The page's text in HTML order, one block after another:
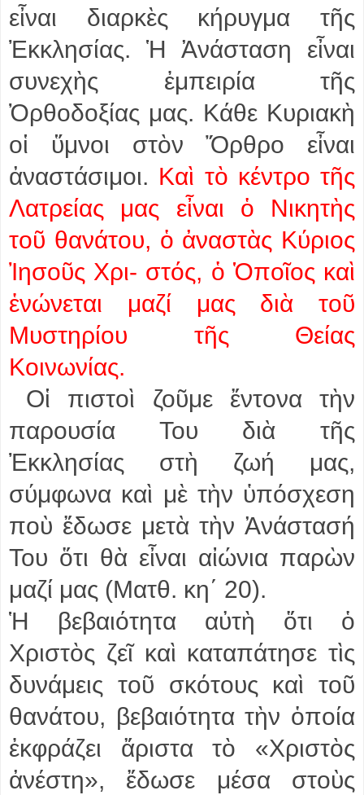
εἶναι διαρκὲς κήρυγμα τῆς
Ἐκκλησίας. Ἡ Ἀνάσταση εἶναι
συνεχὴς ἐμπειρία τῆς
Ὀρθοδοξίας μας. Κάθε Κυριακὴ
οἱ ὕμνοι στὸν Ὄρθρο εἶναι
ἀναστάσιμοι. Καὶ τὸ κέντρο τῆς
Λατρείας μας εἶναι ὁ Νικητὴς
τοῦ θανάτου, ὁ ἀναστὰς Κύριος
Ἰησοῦς Χρι- στός, ὁ Ὁποῖος καὶ
ἑνώνεται μαζί μας διὰ τοῦ
Μυστηρίου τῆς Θείας
Κοινωνίας.
Οἱ πιστοὶ ζοῦμε ἔντονα τὴν
παρουσία Του διὰ τῆς
Ἐκκλησίας στὴ ζωή μας,
σύμφωνα καὶ μὲ τὴν ὑπόσχεση
ποὺ ἔδωσε μετὰ τὴν Ἀνάστασή
Του ὅτι θὰ εἶναι αἰώνια παρὼν
μαζί μας (Ματθ. κη΄ 20).
Ἡ βεβαιότητα αὐτὴ ὅτι ὁ
Χριστὸς ζεῖ καὶ καταπάτησε τὶς
δυνάμεις τοῦ σκότους καὶ τοῦ
θανάτου, βεβαιότητα τὴν ὁποία
ἐκφράζει ἄριστα τὸ «Χριστὸς
ἀνέστη», ἔδωσε μέσα στοὺς